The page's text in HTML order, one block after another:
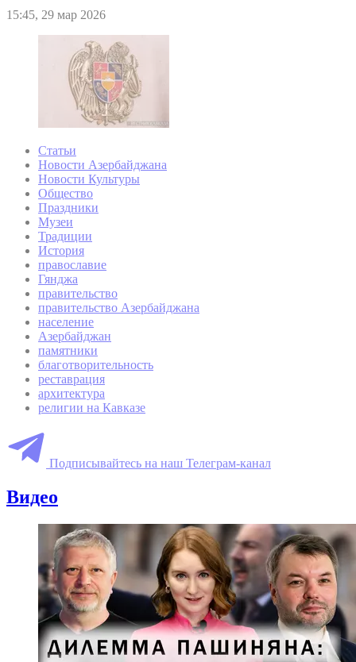
15:45, 29 мар 2026
Статьи
Новости Азербайджана
Новости Культуры
Общество
Праздники
Музеи
Традиции
История
православие
Гянджа
правительство
правительство Азербайджана
население
Азербайджан
памятники
благотворительность
реставрация
архитектура
религии на Кавказе
Подписывайтесь на наш Телеграм-канал
Видео